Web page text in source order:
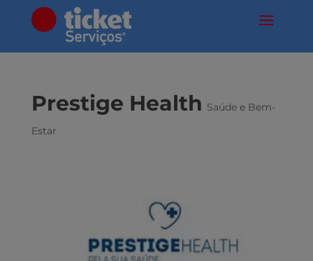
Prestige Health Saúde e Bem-
Estar